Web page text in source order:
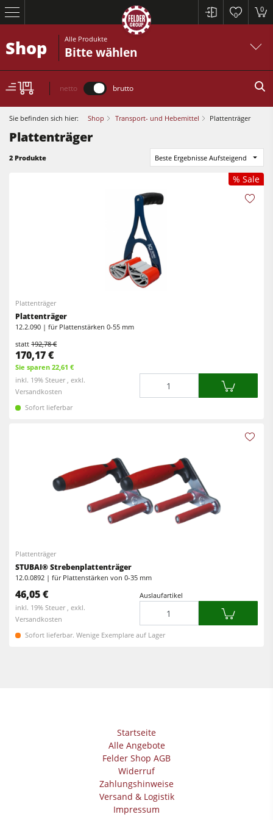
0
0
Kreissägen und Formatkreissägen
Kreissäge-Fräsmaschinen
CNC-Bearbeitungszentren
CNC Fenster- und Türenbearbeitung
Breitbandschleifmaschinen
Langband- & Kantenschleifmaschinen
Bürst- und Bürstschleifmaschinen
Brikettierpressen
Heizplattenpressen & Vakuumpressen
Rohluftabsauggeräte
Vorschubapparate
Werkstattausrüstung
F4Solutions Software
Automatisierung & Materialhandling
Kreissägen und Formatkreissägen
Kreissäge-Fräsmaschinen
Kombimaschinen
CNC Bearbeitungszentren
Kantenanleimmaschinen
Schleifmaschinen
Bürstmaschine
Druckbalkensägen & Plattenaufteilsägen
Brikettierpressen
Absauggeräte & Entstauber
Shop Alle Produkte
Bitte wählen
netto brutto
Sie befinden sich hier: Shop Transport- und Hebemittel Plattenträger
Plattenträger
2 Produkte Beste Ergebnisse Aufsteigend
% Sale
Plattenträger
Plattenträger
12.2.090 | für Plattenstärken 0-55 mm
statt192,78 €
170,17 €
Sie sparen 22,61 €
inkl. 19% Steuer , exkl.
Versandkosten
Sofort lieferbar
Plattenträger
STUBAI® Strebenplattenträger
12.0.0892 | für Plattenstärken von 0-35 mm
46,05 €
inkl. 19% Steuer , exkl.
Versandkosten
Auslaufartikel
Sofort lieferbar. Wenige Exemplare auf Lager
Startseite
Alle Angebote
Felder Shop AGB
Widerruf
Zahlungshinweise
Versand & Logistik
Impressum